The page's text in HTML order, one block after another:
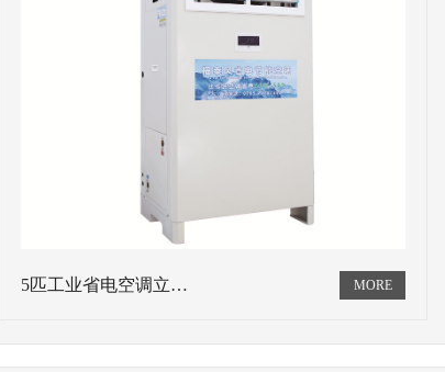
5匹工业省电空调立…